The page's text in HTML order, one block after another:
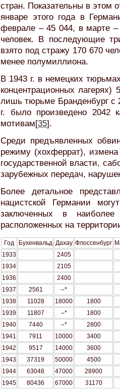
стран. Показательны в этом
январе этого года в
феврале – 45 044, в марте
человек. В последующие
взято под стражу 170 670
менее полумиллиона.
В 1943 г. в немецких
концентрационных
лишь тюрьме Бранденбург с
г. было произведено 2042
мотивам[35].
Среди предъявленных
режиму (хохферрат),
государственной власти,
зарубежных передач,
Более детальное
нацистской Германии
заключенных в наиболее
расположенных на
Год Бухенвальд Дахау Флоссенбург
1933
2405
1934
2105
1936
2400
1937
2561
–*
1938
11028 18000
1800
1939
11807 –*
1800
1940
7440 –*
2800
1941
7911 10000
3400
1942
9517 14000
3600
1943
37319 50000
4500
1944
63048 47000
28900
1945
80436 67000 31170